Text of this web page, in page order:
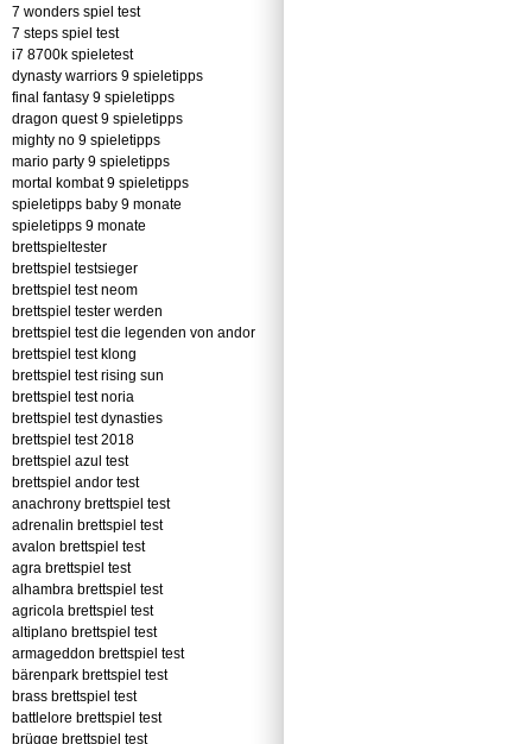
7 wonders spiel test
7 steps spiel test
i7 8700k spieletest
dynasty warriors 9 spieletipps
final fantasy 9 spieletipps
dragon quest 9 spieletipps
mighty no 9 spieletipps
mario party 9 spieletipps
mortal kombat 9 spieletipps
spieletipps baby 9 monate
spieletipps 9 monate
brettspieltester
brettspiel testsieger
brettspiel test neom
brettspiel tester werden
brettspiel test die legenden von andor
brettspiel test klong
brettspiel test rising sun
brettspiel test noria
brettspiel test dynasties
brettspiel test 2018
brettspiel azul test
brettspiel andor test
anachrony brettspiel test
adrenalin brettspiel test
avalon brettspiel test
agra brettspiel test
alhambra brettspiel test
agricola brettspiel test
altiplano brettspiel test
armageddon brettspiel test
bärenpark brettspiel test
brass brettspiel test
battlelore brettspiel test
brügge brettspiel test